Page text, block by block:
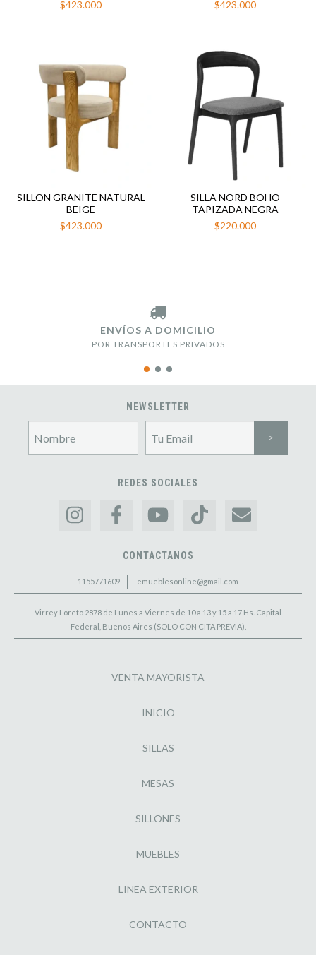
$423.000
$423.000
SILLON GRANITE NATURAL
BEIGE
$423.000
SILLA NORD BOHO
TAPIZADA NEGRA
$220.000
ENVÍOS A DOMICILIO
POR TRANSPORTES PRIVADOS
NEWSLETTER
REDES SOCIALES
CONTACTANOS
1155771609 emueblesonline@gmail.com
Virrey Loreto 2878 de Lunes a Viernes de 10 a 13 y 15 a 17 Hs. Capital
Federal, Buenos Aires (SOLO CON CITA PREVIA).
VENTA MAYORISTA
INICIO
SILLAS
MESAS
SILLONES
MUEBLES
LINEA EXTERIOR
CONTACTO